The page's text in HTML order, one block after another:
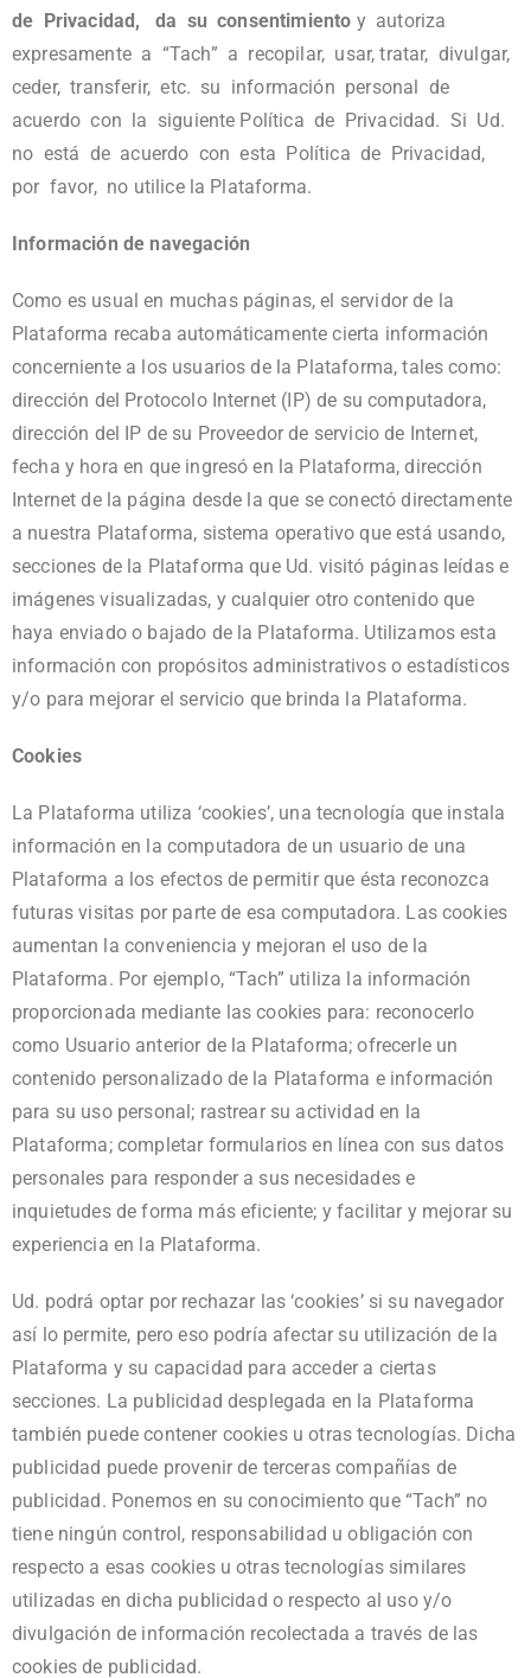
de Privacidad, da su consentimiento y autoriza
expresamente a “Tach” a recopilar, usar, tratar, divulgar,
ceder, transferir, etc. su información personal de
acuerdo con la siguiente Política de Privacidad. Si Ud.
no está de acuerdo con esta Política de Privacidad,
por favor, no utilice la Plataforma.
Información de navegación
Como es usual en muchas páginas, el servidor de la
Plataforma recaba automáticamente cierta información
concerniente a los usuarios de la Plataforma, tales como:
dirección del Protocolo Internet (IP) de su computadora,
dirección del IP de su Proveedor de servicio de Internet,
fecha y hora en que ingresó en la Plataforma, dirección
Internet de la página desde la que se conectó directamente
a nuestra Plataforma, sistema operativo que está usando,
secciones de la Plataforma que Ud. visitó páginas leídas e
imágenes visualizadas, y cualquier otro contenido que
haya enviado o bajado de la Plataforma. Utilizamos esta
información con propósitos administrativos o estadísticos
y/o para mejorar el servicio que brinda la Plataforma.
Cookies
La Plataforma utiliza ‘cookies’, una tecnología que instala
información en la computadora de un usuario de una
Plataforma a los efectos de permitir que ésta reconozca
futuras visitas por parte de esa computadora. Las cookies
aumentan la conveniencia y mejoran el uso de la
Plataforma. Por ejemplo, “Tach” utiliza la información
proporcionada mediante las cookies para: reconocerlo
como Usuario anterior de la Plataforma; ofrecerle un
contenido personalizado de la Plataforma e información
para su uso personal; rastrear su actividad en la
Plataforma; completar formularios en línea con sus datos
personales para responder a sus necesidades e
inquietudes de forma más eficiente; y facilitar y mejorar su
experiencia en la Plataforma.
Ud. podrá optar por rechazar las ‘cookies’ si su navegador
así lo permite, pero eso podría afectar su utilización de la
Plataforma y su capacidad para acceder a ciertas
secciones. La publicidad desplegada en la Plataforma
también puede contener cookies u otras tecnologías. Dicha
publicidad puede provenir de terceras compañías de
publicidad. Ponemos en su conocimiento que “Tach” no
tiene ningún control, responsabilidad u obligación con
respecto a esas cookies u otras tecnologías similares
utilizadas en dicha publicidad o respecto al uso y/o
divulgación de información recolectada a través de las
cookies de publicidad.